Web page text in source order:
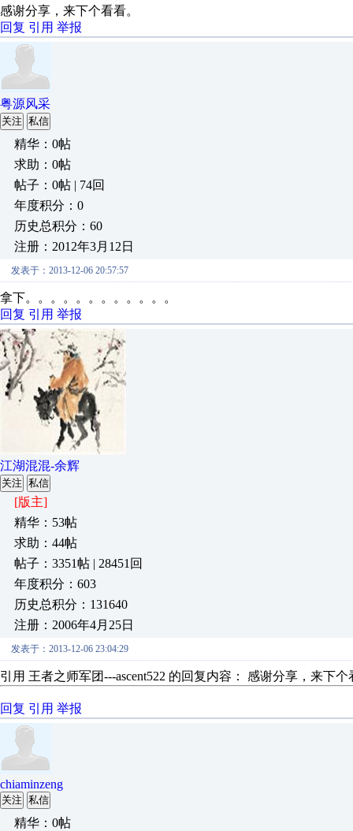
感谢分享，来下个看看。
回复 引用 举报
粤源风采
关注 私信
精华：0帖
求助：0帖
帖子：0帖 | 74回
年度积分：0
历史总积分：60
注册：2012年3月12日
发表于：2013-12-06 20:57:57
拿下。。。。。。。。。。。。
回复 引用 举报
江湖混混-余辉
关注 私信
[版主]
精华：53帖
求助：44帖
帖子：3351帖 | 28451回
年度积分：603
历史总积分：131640
注册：2006年4月25日
发表于：2013-12-06 23:04:29
引用 王者之师军团---ascent522 的回复内容： 感谢分享，来下
回复 引用 举报
chiaminzeng
关注 私信
精华：0帖